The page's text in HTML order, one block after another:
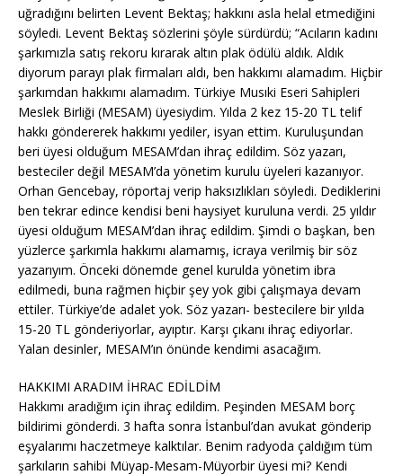
uğradığını belirten Levent Bektaş; hakkını asla helal etmediğini
söyledi. Levent Bektaş sözlerini şöyle sürdürdü; “Acıların kadını
şarkımızla satış rekoru kırarak altın plak ödülü aldık. Aldık
diyorum parayı plak firmaları aldı, ben hakkımı alamadım. Hiçbir
şarkımdan hakkımı alamadım. Türkiye Musıki Eseri Sahipleri
Meslek Birliği (MESAM) üyesiydim. Yılda 2 kez 15-20 TL telif
hakkı göndererek hakkımı yediler, isyan ettim. Kuruluşundan
beri üyesi olduğum MESAM’dan ihraç edildim. Söz yazarı,
besteciler değil MESAM’da yönetim kurulu üyeleri kazanıyor.
Orhan Gencebay, röportaj verip haksızlıkları söyledi. Dediklerini
ben tekrar edince kendisi beni haysiyet kuruluna verdi. 25 yıldır
üyesi olduğum MESAM’dan ihraç edildim. Şimdi o başkan, ben
yüzlerce şarkımla hakkımı alamamış, icraya verilmiş bir söz
yazarıyım. Önceki dönemde genel kurulda yönetim ibra
edilmedi, buna rağmen hiçbir şey yok gibi çalışmaya devam
ettiler. Türkiye’de adalet yok. Söz yazarı- bestecilere bir yılda
15-20 TL gönderiyorlar, ayıptır. Karşı çıkanı ihraç ediyorlar.
Yalan desinler, MESAM’ın önünde kendimi asacağım.
HAKKIMI ARADIM İHRAC EDİLDİM
Hakkımı aradığım için ihraç edildim. Peşinden MESAM borç
bildirimi gönderdi. 3 hafta sonra İstanbul’dan avukat gönderip
eşyalarımı haczetmeye kalktılar. Benim radyoda çaldığım tüm
şarkıların sahibi Müyap-Mesam-Müyorbir üyesi mi? Kendi